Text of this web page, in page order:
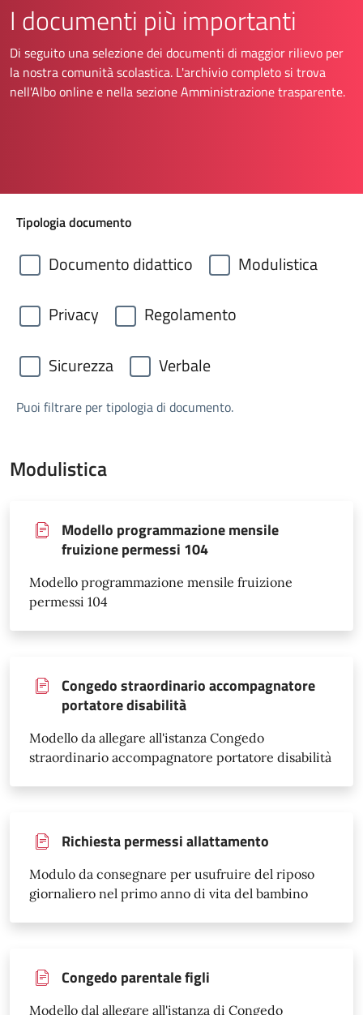
I documenti più importanti
Di seguito una selezione dei documenti di maggior rilievo per
la nostra comunità scolastica. L'archivio completo si trova
nell'Albo online e nella sezione Amministrazione trasparente.
Tipologia documento
Documento didattico Modulistica
Privacy Regolamento
Sicurezza Verbale
Puoi filtrare per tipologia di documento.
Modulistica
Modello programmazione mensile
fruizione permessi 104
Modello programmazione mensile fruizione
permessi 104
Congedo straordinario accompagnatore
portatore disabilità
Modello da allegare all'istanza Congedo
straordinario accompagnatore portatore disabilità
Richiesta permessi allattamento
Modulo da consegnare per usufruire del riposo
giornaliero nel primo anno di vita del bambino
Congedo parentale figli
Modello dal allegare all'istanza di Congedo